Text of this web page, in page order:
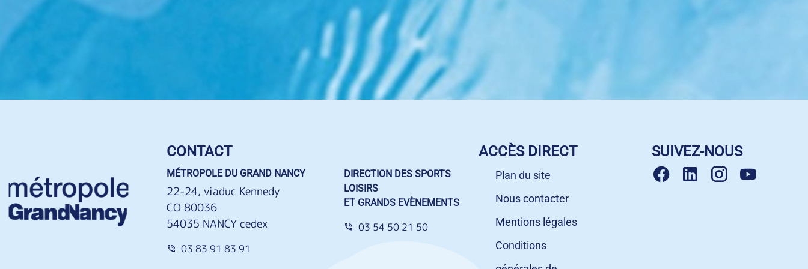
CONTACT
MÉTROPOLE DU GRAND NANCY
22-24, viaduc Kennedy
CO 80036
54035 NANCY cedex
03 83 91 83 91
DIRECTION DES SPORTS
LOISIRS
ET GRANDS EVÈNEMENTS
03 54 50 21 50
ACCÈS DIRECT
Plan du site
Nous contacter
Mentions légales
Conditions
SUIVEZ-NOUS